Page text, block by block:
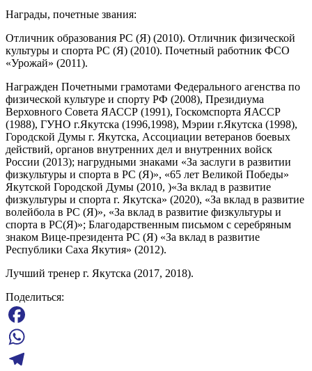
Награды, почетные звания:
Отличник образования РС (Я) (2010). Отличник физической
культуры и спорта РС (Я) (2010). Почетный работник ФСО
«Урожай» (2011).
Награжден Почетными грамотами Федерального агенства по
физической культуре и спорту РФ (2008), Президиума
Верховного Совета ЯАССР (1991), Госкомспорта ЯАССР
(1988), ГУНО г.Якутска (1996,1998), Мэрии г.Якутска (1998),
Городской Думы г. Якутска, Ассоциации ветеранов боевых
действий, органов внутренних дел и внутренних войск
России (2013); нагрудными знаками «За заслуги в развитии
физкультуры и спорта в РС (Я)», «65 лет Великой Победы»
Якутской Городской Думы (2010, )«За вклад в развитие
физкультуры и спорта г. Якутска» (2020), «За вклад в развитие
волейбола в РС (Я)», «За вклад в развитие физкультуры и
спорта в РС(Я)»; Благодарственным письмом с серебряным
знаком Вице-президента РС (Я) «За вклад в развитие
Республики Саха Якутия» (2012).
Лучший тренер г. Якутска (2017, 2018).
Поделиться:
Facebook
WhatsApp